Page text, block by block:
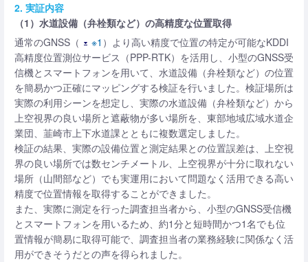
2. 実証内容
（1）水道設備（弁栓類など）の高精度な位置取得
通常のGNSS（
※1 ）より高い精度で位置の特定が可能なKDDI
高精度位置測位サービス（PPP-RTK）を活用し、小型のGNSS受
信機とスマートフォンを用いて、水道設備（弁栓類など）の位置
を簡易かつ正確にマッピングする検証を行いました。検証場所は
実際の利用シーンを想定し、実際の水道設備（弁栓類など）から
上空視界の良い場所と遮蔽物が多い場所を、東部地域広域水道企
業団、韮崎市上下水道課とともに複数選定しました。
検証の結果、実際の設備位置と測定結果との位置誤差は、上空視
界の良い場所では数センチメートル、上空視界が十分に取れない
場所（山間部など）でも実運用において問題なく活用できる高い
精度で位置情報を取得することができました。
また、実際に測定を行った調査担当者から、小型のGNSS受信機
とスマートフォンを用いるため、約1分と短時間かつ1名でも位
置情報が簡易に取得可能で、調査担当者の業務経験に関係なく活
用ができそうだとの声を得られました。